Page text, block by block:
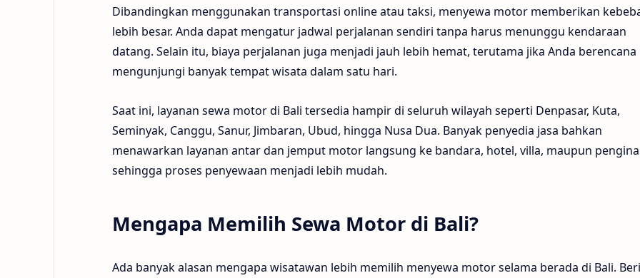
Dibandingkan menggunakan transportasi online atau taksi, menyewa motor memberikan
lebih besar. Anda dapat mengatur jadwal perjalanan sendiri tanpa harus menunggu kendaraan
datang. Selain itu, biaya perjalanan juga menjadi jauh lebih hemat, terutama jika Anda berencana
mengunjungi banyak tempat wisata dalam satu hari.
Saat ini, layanan sewa motor di Bali tersedia hampir di seluruh wilayah seperti Denpasar, Kuta,
Seminyak, Canggu, Sanur, Jimbaran, Ubud, hingga Nusa Dua. Banyak penyedia jasa bahkan
menawarkan layanan antar dan jemput motor langsung ke bandara, hotel, villa, maupun
sehingga proses penyewaan menjadi lebih mudah.
Mengapa Memilih Sewa Motor di Bali?
Ada banyak alasan mengapa wisatawan lebih memilih menyewa motor selama berada di Bali.